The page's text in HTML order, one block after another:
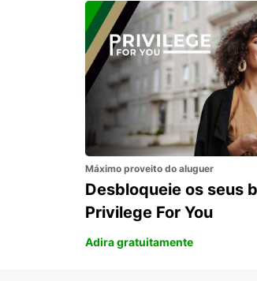
ZURIQUE, NORTE,
ZURICH - SWITZERLAND
Máximo proveito do aluguer
Desbloqueie os seus
Privilege For You
Adira gratuitamente